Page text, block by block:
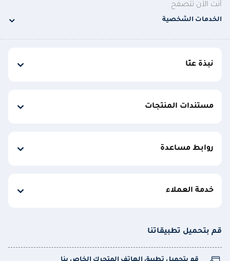
أنت الآن تتصفح
الخدمات الشخصية
نبذة عنّا
مستندات المنتجات
روابط مساعدة
خدمة العملاء
قم بتحميل تطبيقاتنا